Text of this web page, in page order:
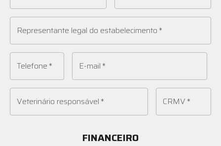
Representante legal do estabelecimento*
Telefone* E-mail*
Veterinário responsável* CRMV*
FINANCEIRO